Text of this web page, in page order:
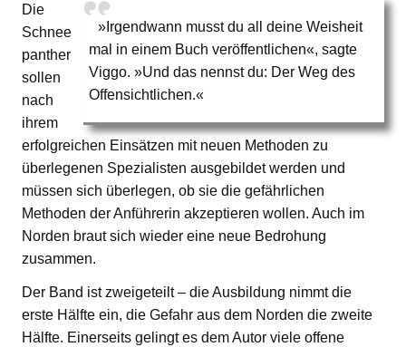
»Irgendwann musst du all deine Weisheit
mal in einem Buch veröffentlichen«, sagte
Viggo. »Und das nennst du: Der Weg des
Offensichtlichen.«
Die
Schnee
panther
sollen
nach
ihrem
erfolgreichen Einsätzen mit neuen Methoden zu
überlegenen Spezialisten ausgebildet werden und
müssen sich überlegen, ob sie die gefährlichen
Methoden der Anführerin akzeptieren wollen. Auch im
Norden braut sich wieder eine neue Bedrohung
zusammen.
Der Band ist zweigeteilt – die Ausbildung nimmt die
erste Hälfte ein, die Gefahr aus dem Norden die zweite
Hälfte. Einerseits gelingt es dem Autor viele offene